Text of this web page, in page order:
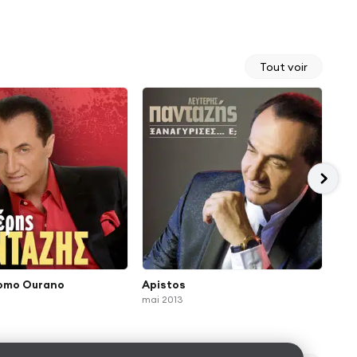
Tout voir
Ourano Apistos
mai 2013